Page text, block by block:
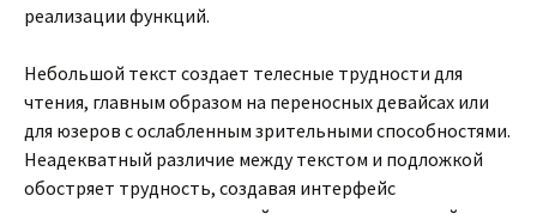
реализации функций.
Небольшой текст создает телесные трудности для
чтения, главным образом на переносных девайсах или
для юзеров с ослабленным зрительными способностями.
Неадекватный различие между текстом и подложкой
обостряет трудность, создавая интерфейс